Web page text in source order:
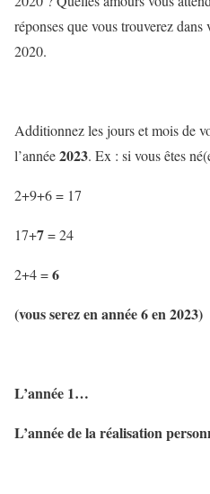
réponses que vous trouverez
2020.
Additionnez les jours et mois de
l’année2023. Ex : si vous êtes
2+9+6 = 17
17+7= 24
2+4 =6
(vous serez en année 6 en 2023)
L’année 1…
L’année de la réalisation